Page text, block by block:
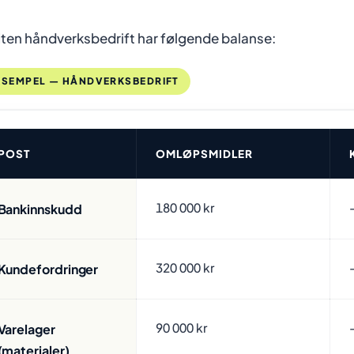
håndverksbedrift har følgende balanse:
— HÅNDVERKSBEDRIFT
OMLØPSMIDLER
180 000 kr
320 000 kr
90 000 kr